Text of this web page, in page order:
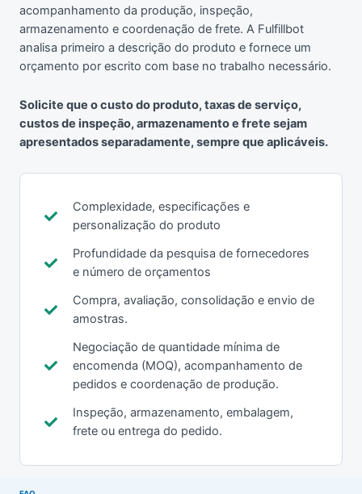
acompanhamento da produção, inspeção,
armazenamento e coordenação de frete. A Fulfillbot
analisa primeiro a descrição do produto e fornece um
orçamento por escrito com base no trabalho necessário.
Solicite que o custo do produto, taxas de serviço,
custos de inspeção, armazenamento e frete sejam
apresentados separadamente, sempre que aplicáveis.
Complexidade, especificações e
personalização do produto
Profundidade da pesquisa de fornecedores
e número de orçamentos
Compra, avaliação, consolidação e envio de
amostras.
Negociação de quantidade mínima de
encomenda (MOQ), acompanhamento de
pedidos e coordenação de produção.
Inspeção, armazenamento, embalagem,
frete ou entrega do pedido.